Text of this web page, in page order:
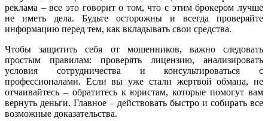
реклама – все это говорит о том, что с этим брокером лучше
не иметь дела. Будьте осторожны и всегда проверяйте
информацию перед тем, как вкладывать свои средства.
Чтобы защитить себя от мошенников, важно следовать
простым правилам: проверять лицензию, анализировать
условия сотрудничества и консультироваться с
профессионалами. Если вы уже стали жертвой обмана, не
отчаивайтесь – обратитесь к юристам, которые помогут вам
вернуть деньги. Главное – действовать быстро и собирать все
возможные доказательства.